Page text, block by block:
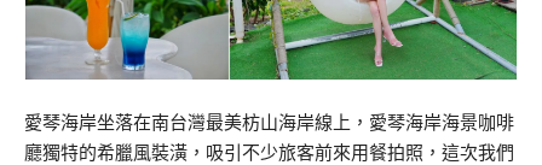
愛琴海岸坐落在南台灣最美枋山海岸線上，愛琴海岸海景咖啡
廳獨特的希臘風裝潢，吸引不少旅客前來用餐拍照，這次我們